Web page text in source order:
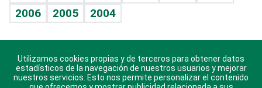
Sin complejos
En pocas palabras
Escuchando al corazón
2006
2005 2004
Descarga nuestras aplicaciones para Android, iOS y
sistema Huawei.
Utilizamos cookies propias y de terceros para obtener datos
estadísticos de la navegación de nuestros usuarios y mejorar
nuestros servicios. Esto nos permite personalizar el contenido